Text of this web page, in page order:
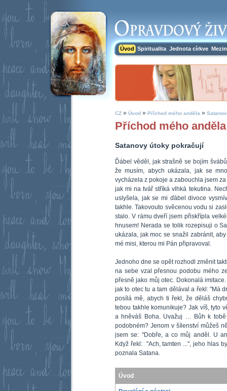
Úvod Spiritualita Jednota církve
CZ » Úvod » Příchod mého anděla »
Příchod mého
Satanovy útoky pokračují
Ďábel věděl, jak strašně se bojím
že musím, abych ukázala, jak se
vycházela z pokoje a zabouchla jsem
jak mi na tvář stříká vlhká tekutina.
uslyšela, jak se mi ďábel divoce
takhle. Takovouto svěcenou vodu si
stalo. V rámu dveří jsem přiskřípla
hnusem! Nerada se tolik rozepisuji o
ukázala, jak moc se snažil zabránit,
mé misi, kterou mi Pán připravoval.
Jednoho dne se opět rozhodl změnit
na sebe vzal přesnou podobu mého
přesně jako můj otec. Dokonalá
jak to otec tu a tam dělával a řekl: "Má
posílá mě, abych ti řekl, že děláš
tebou takhle komunikuje? Jak víš, tyto
a hněváš Boha. Uvažuj … Bůh k
podobném? Jenom v šílenství můžeš
jsem se: "Dobře, a co můj anděl. U
Když řekl: "Ach, tamten ...", jeho hlas
poznala Satana.
Úvod